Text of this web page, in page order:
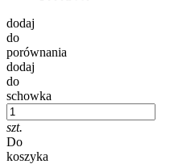
dodaj
do
porównania
dodaj
do
schowka
szt.
Do
koszyka